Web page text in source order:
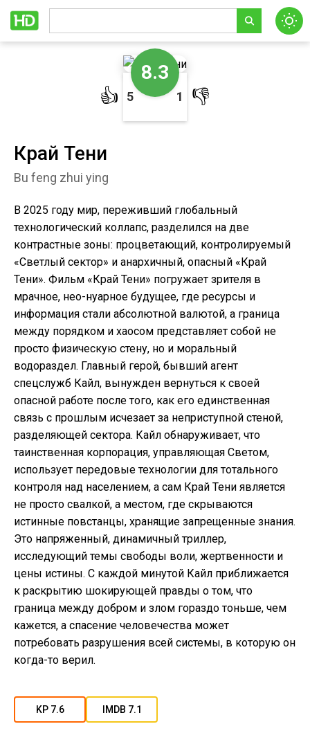
8.3
👍 5 1 👎
Край Тени
Bu feng zhui ying
В 2025 году мир, переживший глобальный
технологический коллапс, разделился на две
контрастные зоны: процветающий, контролируемый
«Светлый сектор» и анархичный, опасный «Край
Тени». Фильм «Край Тени» погружает зрителя в
мрачное, нео-нуарное будущее, где ресурсы и
информация стали абсолютной валютой, а граница
между порядком и хаосом представляет собой не
просто физическую стену, но и моральный
водораздел. Главный герой, бывший агент
спецслужб Кайл, вынужден вернуться к своей
опасной работе после того, как его единственная
связь с прошлым исчезает за неприступной стеной,
разделяющей сектора. Кайл обнаруживает, что
таинственная корпорация, управляющая Светом,
использует передовые технологии для тотального
контроля над населением, а сам Край Тени является
не просто свалкой, а местом, где скрываются
истинные повстанцы, хранящие запрещенные знания.
Это напряженный, динамичный триллер,
исследующий темы свободы воли, жертвенности и
цены истины. С каждой минутой Кайл приближается
к раскрытию шокирующей правды о том, что
граница между добром и злом гораздо тоньше, чем
кажется, а спасение человечества может
потребовать разрушения всей системы, в которую он
когда-то верил.
KP 7.6 IMDB 7.1